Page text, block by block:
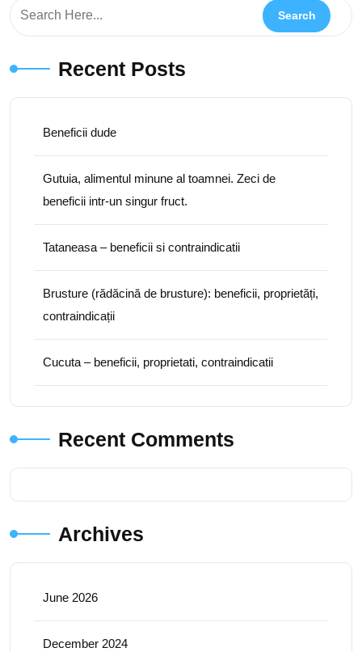
Recent Posts
Beneficii dude
Gutuia, alimentul minune al toamnei. Zeci de
beneficii intr-un singur fruct.
Tataneasa – beneficii si contraindicatii
Brusture (rădăcină de brusture): beneficii, proprietăți,
contraindicații
Cucuta – beneficii, proprietati, contraindicatii
Recent Comments
Archives
June 2026
December 2024